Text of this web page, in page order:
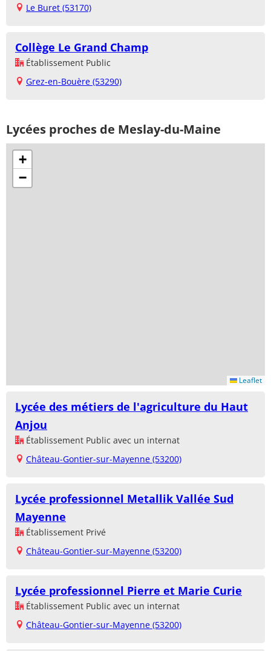
Le Buret (53170)
Collège Le Grand Champ
Établissement Public
Grez-en-Bouère (53290)
Lycées proches de Meslay-du-Maine
+
−
Leaflet
Lycée des métiers de l'agriculture du Haut
Anjou
Établissement Public avec un internat
Château-Gontier-sur-Mayenne (53200)
Lycée professionnel Metallik Vallée Sud
Mayenne
Établissement Privé
Château-Gontier-sur-Mayenne (53200)
Lycée professionnel Pierre et Marie Curie
Établissement Public avec un internat
Château-Gontier-sur-Mayenne (53200)